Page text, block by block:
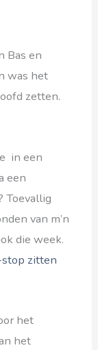
Bas en
was het
zetten.
in een
een
Toevallig
van m’n
die week.
zitten
het
het